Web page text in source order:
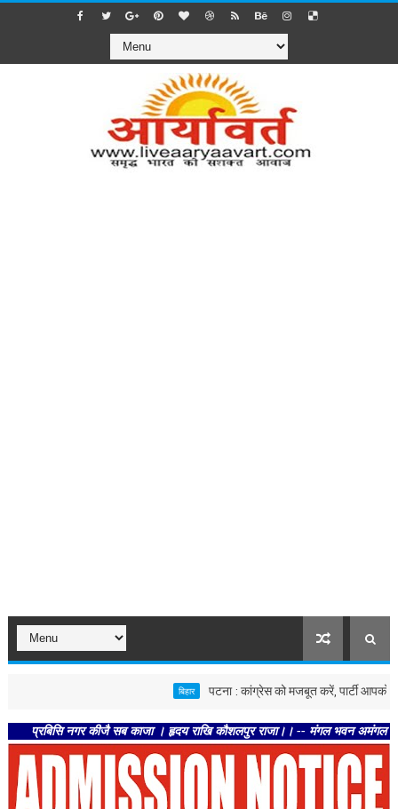
पटना : कांग्रेस को मजबूत करें, पार्टी आपको मजबूत
नगर कीजै सब काजा । हृदय राखि कौशलपुर राजा।। -- मंगल भवन अमंगल हारी।